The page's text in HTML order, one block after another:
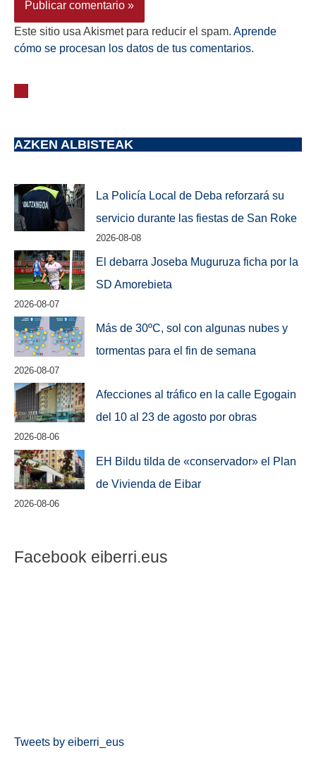
Este sitio usa Akismet para reducir el spam. Aprende
cómo se procesan los datos de tus comentarios.
AZKEN ALBISTEAK
La Policía Local de Deba reforzará su
servicio durante las fiestas de San Roke
2026-08-08
El debarra Joseba Muguruza ficha por la
SD Amorebieta
2026-08-07
Más de 30ºC, sol con algunas nubes y
tormentas para el fin de semana
2026-08-07
Afecciones al tráfico en la calle Egogain
del 10 al 23 de agosto por obras
2026-08-06
EH Bildu tilda de «conservador» el Plan
de Vivienda de Eibar
2026-08-06
Facebook eiberri.eus
Tweets by eiberri_eus